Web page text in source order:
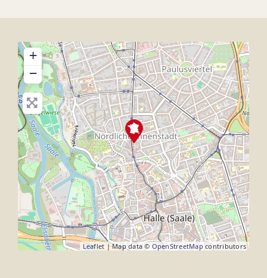
+
−
Leaflet | Map data © OpenStreetMap contributors